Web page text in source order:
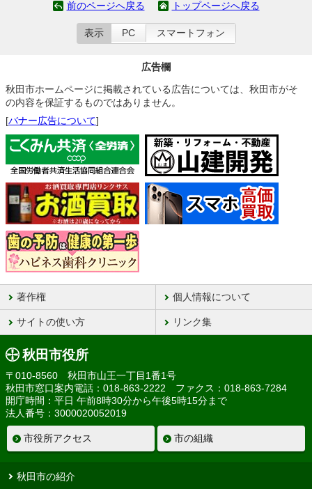
前のページへ戻る トップページへ戻る
表示 PC スマートフォン
広告欄
秋田市ホームページに掲載されている広告については、秋田市がそ
の内容を保証するものではありません。
[バナー広告について]
著作権 個人情報について
サイトの使い方 リンク集
秋田市役所
〒010-8560 秋田市山王一丁目1番1号
秋田市窓口案内電話：018-863-2222 ファクス：018-863-7284
開庁時間：平日 午前8時30分から午後5時15分まで
法人番号：3000020052019
市役所アクセス 市の組織
秋田市の紹介